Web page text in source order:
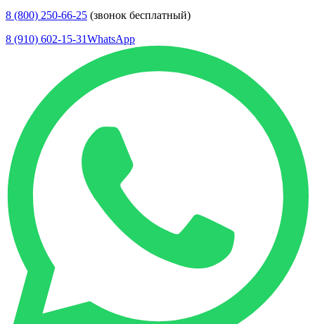
8 (800) 250-66-25 (звонок бесплатный)
8 (910) 602-15-31WhatsApp